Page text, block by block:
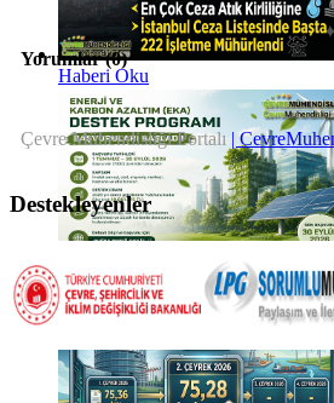
Haberi Oku
Haberi Oku
Yorumlar (0)
Çevre Mühendisliği Portalı |
Destekleyenler